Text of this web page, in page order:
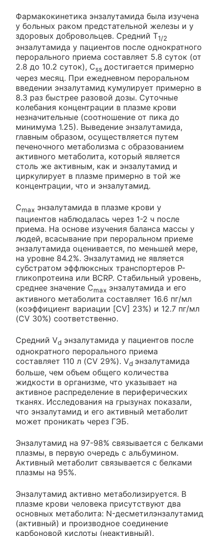
Фармакокинетика энзалутамида была изучена
у больных раком предстательной железы и у
здоровых добровольцев. Средний Т1/2
энзалутамида у пациентов после однократного
перорального приема составляет 5.8 суток (от
2.8 до 10.2 суток), Css достигается примерно
через месяц. При ежедневном пероральном
введении энзалутамид кумулирует примерно в
8.3 раз быстрее разовой дозы. Суточные
колебания концентрации в плазме крови
незначительные (соотношение от пика до
минимума 1.25). Выведение энзалутамида,
главным образом, осуществляется путем
печеночного метаболизма с образованием
активного метаболита, который является
столь же активным, как и энзалутамид и
циркулирует в плазме примерно в той же
концентрации, что и энзалутамид.
Cmax энзалутамида в плазме крови у
пациентов наблюдалась через 1-2 ч после
приема. На основе изучения баланса массы у
людей, всасывание при пероральном приеме
энзалутамида оценивается, по меньшей мере,
на уровне 84.2%. Энзалутамид не является
субстратом эффлюксных транспортеров Р-
гликопротеина или BCRP. Стабильный уровень,
среднее значение Сmax энзалутамида и его
активного метаболита составляет 16.6 пг/мл
(коэффициент вариации [CV] 23%) и 12.7 пг/мл
(CV 30%) соответственно.
Средний Vd энзалутамида у пациентов после
однократного перорального приема
составляет 110 л (CV 29%). Vd энзалутамида
больше, чем объем общего количества
жидкости в организме, что указывает на
активное распределение в периферических
тканях. Исследования на грызунах показали,
что энзалутамид и его активный метаболит
может проникать через ГЭБ.
Энзалутамид на 97-98% связывается с белками
плазмы, в первую очередь с альбумином.
Активный метаболит связывается с белками
плазмы на 95%.
Энзалутамид активно метаболизируется. В
плазме крови человека присутствуют два
основных метаболита: N-десметилэнзалутамид
(активный) и производное соединение
карбоновой кислоты (неактивный).